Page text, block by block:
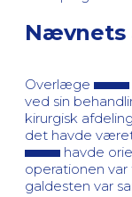
Nævnets
Overlæge
ved sin
kirurgisk
det havde
havde
operationen
galdesten var